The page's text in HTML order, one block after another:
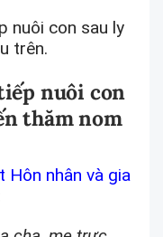
nuôi con sau ly
trên.
nuôi con
thăm nom
Hôn nhân và gia